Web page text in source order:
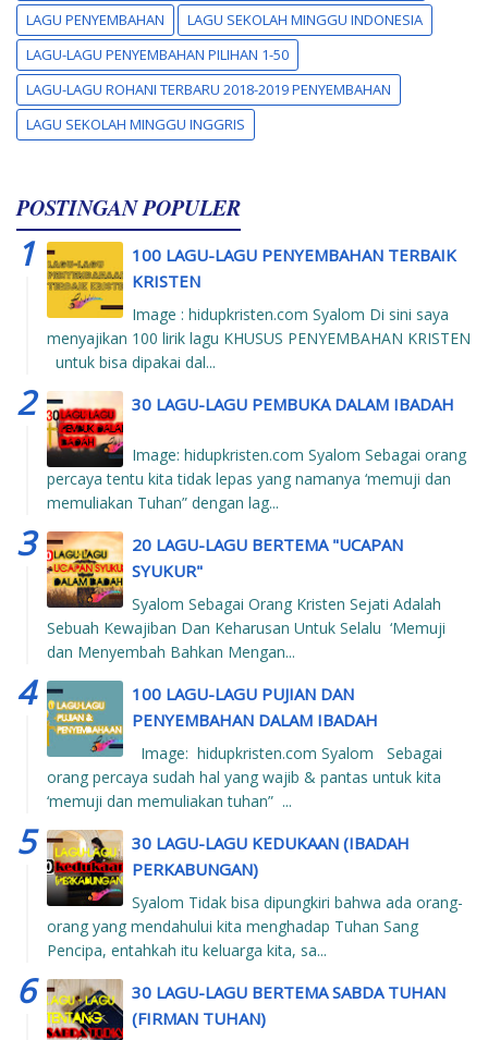
LAGU PENYEMBAHAN
LAGU SEKOLAH MINGGU INDONESIA
LAGU-LAGU PENYEMBAHAN PILIHAN 1-50
LAGU-LAGU ROHANI TERBARU 2018-2019 PENYEMBAHAN
LAGU SEKOLAH MINGGU INGGRIS
POSTINGAN POPULER
100 LAGU-LAGU PENYEMBAHAN TERBAIK
KRISTEN
Image : hidupkristen.com Syalom Di sini saya
menyajikan 100 lirik lagu KHUSUS PENYEMBAHAN KRISTEN
untuk bisa dipakai dal...
30 LAGU-LAGU PEMBUKA DALAM IBADAH
Image: hidupkristen.com Syalom Sebagai orang
percaya tentu kita tidak lepas yang namanya ‘memuji dan
memuliakan Tuhan” dengan lag...
20 LAGU-LAGU BERTEMA "UCAPAN
SYUKUR"
Syalom Sebagai Orang Kristen Sejati Adalah
Sebuah Kewajiban Dan Keharusan Untuk Selalu ‘Memuji
dan Menyembah Bahkan Mengan...
100 LAGU-LAGU PUJIAN DAN
PENYEMBAHAN DALAM IBADAH
Image: hidupkristen.com Syalom Sebagai
orang percaya sudah hal yang wajib & pantas untuk kita
‘memuji dan memuliakan tuhan” ...
30 LAGU-LAGU KEDUKAAN (IBADAH
PERKABUNGAN)
Syalom Tidak bisa dipungkiri bahwa ada orang-
orang yang mendahului kita menghadap Tuhan Sang
Pencipa, entahkah itu keluarga kita, sa...
30 LAGU-LAGU BERTEMA SABDA TUHAN
(FIRMAN TUHAN)